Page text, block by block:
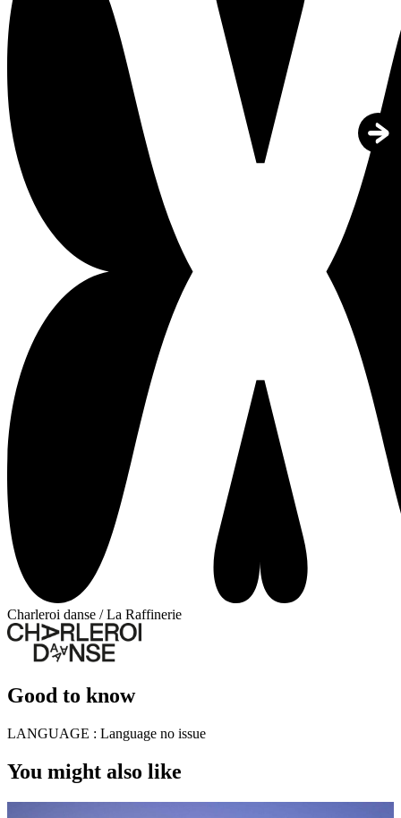
Charleroi danse / La Raffinerie
Good to know
LANGUAGE : Language no issue
You might also like